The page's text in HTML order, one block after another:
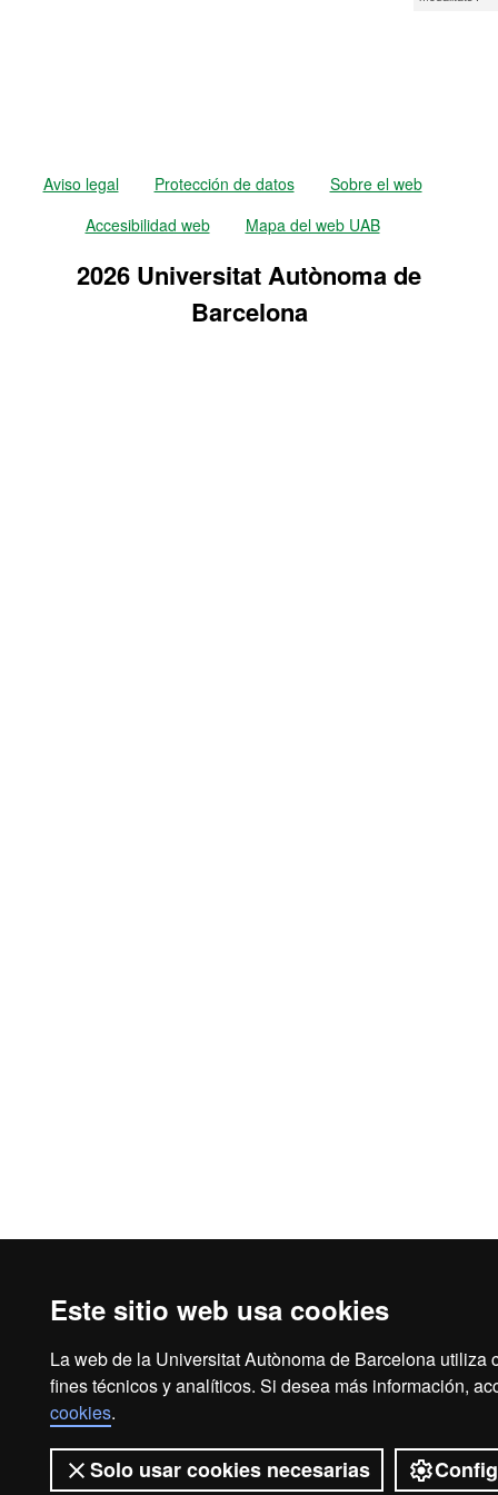
Este sitio web usa cookies
La web de la Universitat Autònoma de Barcelona utiliza
fines técnicos y analíticos. Si desea más información,
cookies.
Solo usar cookies necesarias
Aviso legal Protección de datos
Sobre el web
Accesibilidad web
Mapa del web UAB
2026 Universitat Autònoma de
Barcelona